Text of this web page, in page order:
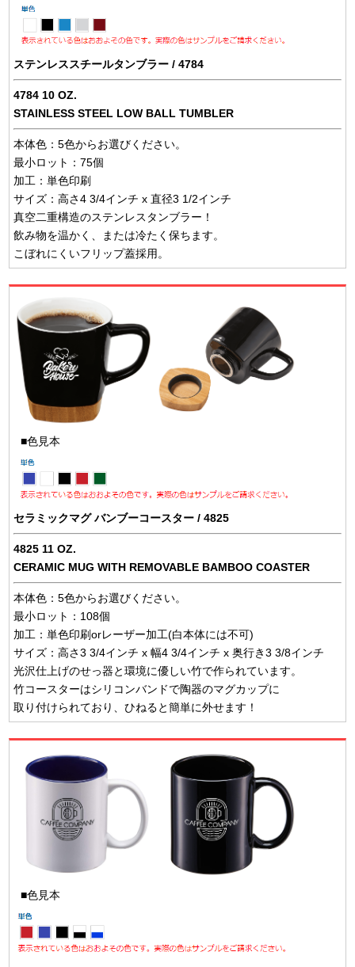
ステンレススチールタンブラー / 4784
4784 10 OZ.
STAINLESS STEEL LOW BALL TUMBLER
本体色：5色からお選びください。
最小ロット：75個
加工：単色印刷
サイズ：高さ4 3/4インチ x 直径3 1/2インチ
真空二重構造のステンレスタンブラー！
飲み物を温かく、または冷たく保ちます。
こぼれにくいフリップ蓋採用。
■色見本
セラミックマグ バンブーコースター / 4825
4825 11 OZ.
CERAMIC MUG WITH REMOVABLE BAMBOO COASTER
本体色：5色からお選びください。
最小ロット：108個
加工：単色印刷orレーザー加工(白本体には不可)
サイズ：高さ3 3/4インチ x 幅4 3/4インチ x 奥行き3 3/8インチ
光沢仕上げのせっ器と環境に優しい竹で作られています。
竹コースターはシリコンバンドで陶器のマグカップに
取り付けられており、ひねると簡単に外せます！
■色見本